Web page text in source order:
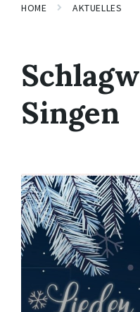
HOME AKTUELLES
Singen
Mehr
erfahren